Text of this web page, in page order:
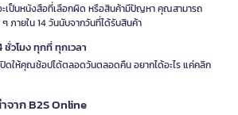
ะเป็นหนังสือที่เลือกผิด หรือสินค้ามีปัญหา คุณสามารถ
ภายใน 14 วันนับจากวันที่ได้รับสินค้า
วโมง ทุกที่ ทุกเวลา
ดให้คุณช้อปได้ตลอดวันตลอดคืน อยากได้อะไร แค่คลิก
จาก B2S Online